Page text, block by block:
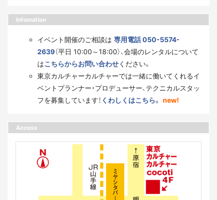
Infomation
イベント開催のご相談は 専用電話 050-5574-
2639（平日 10:00～18:00）、会場のレンタルについて
はこちらからお問い合わせください。
東京カルチャーカルチャーでは一緒に働いてくれるイ
ベントプランナー・プロデューサー、テクニカルスタッ
フを募集しています！ くわしくはこちら。 new!
Access